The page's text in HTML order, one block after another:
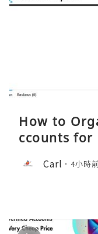
How to
ccounts
Carl 4小時